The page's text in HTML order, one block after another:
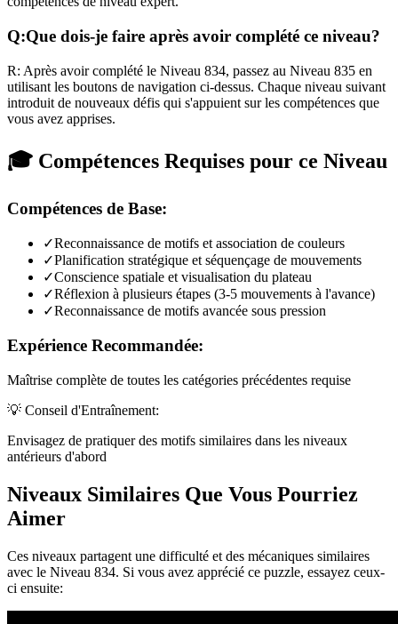
Q:Que dois-je faire après avoir complété ce niveau?
R: Après avoir complété le Niveau 834, passez au Niveau 835 en
utilisant les boutons de navigation ci-dessus. Chaque niveau suivant
introduit de nouveaux défis qui s'appuient sur les compétences que
vous avez apprises.
🎓 Compétences Requises pour ce Niveau
Compétences de Base:
✓Reconnaissance de motifs et association de couleurs
✓Planification stratégique et séquençage de mouvements
✓Conscience spatiale et visualisation du plateau
✓Réflexion à plusieurs étapes (3-5 mouvements à l'avance)
✓Reconnaissance de motifs avancée sous pression
Expérience Recommandée:
Maîtrise complète de toutes les catégories précédentes requise
💡 Conseil d'Entraînement:
Envisagez de pratiquer des motifs similaires dans les niveaux
antérieurs d'abord
Niveaux Similaires Que Vous Pourriez
Aimer
Ces niveaux partagent une difficulté et des mécaniques similaires
avec le Niveau 834. Si vous avez apprécié ce puzzle, essayez ceux-
ci ensuite: